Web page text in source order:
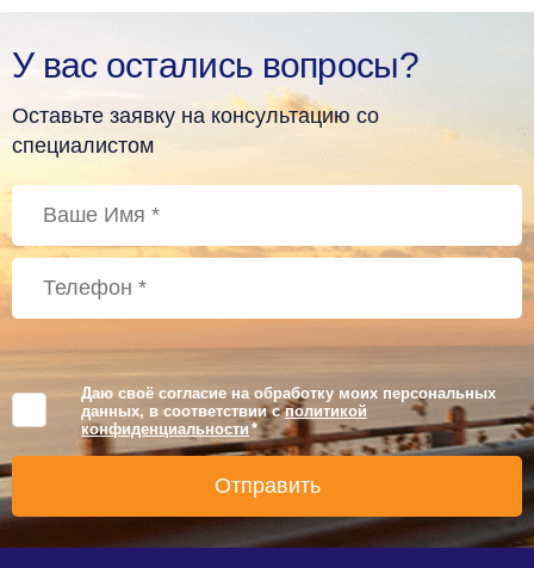
У вас остались вопросы?
Оставьте заявку на консультацию со
специалистом
Даю своё согласие на обработку моих персональных
данных, в соответствии сполитикой
конфиденциальности *